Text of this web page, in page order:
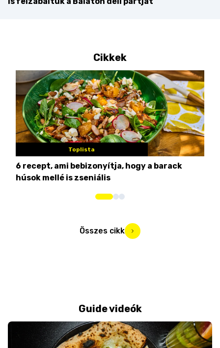
Cikkek
Toplista
6 recept, ami bebizonyítja, hogy a barack
húsok mellé is zseniális
Összes cikk
Guide videók